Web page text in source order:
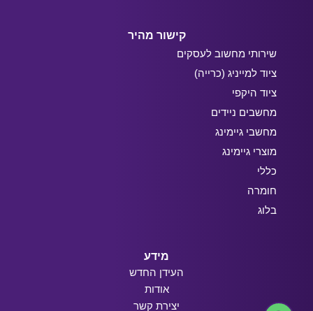
קישור מהיר
שירותי מחשוב לעסקים
ציוד למייניג (כרייה)
ציוד היקפי
מחשבים ניידים
מחשבי גיימינג
מוצרי גיימינג
כללי
חומרה
בלוג
מידע
העידן החדש
אודות
יצירת קשר